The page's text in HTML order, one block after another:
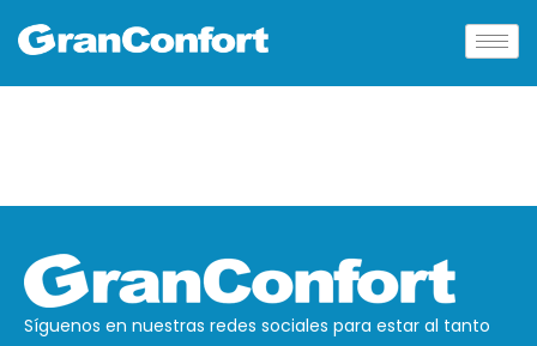
Síguenos en nuestras redes sociales para estar al tanto